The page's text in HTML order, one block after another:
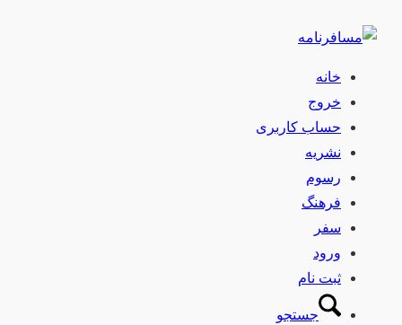
خانه
خروج
حساب کاربری
نشریه
رسوم
فرهنگ
سفر
ورود
ثبت نام
جستجو